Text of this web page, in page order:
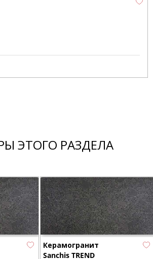
ЭТОГО РАЗДЕЛА
Керамогранит
Sanchis TREND